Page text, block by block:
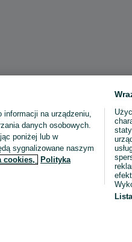
informacji na urządzeniu,
danych osobowych.
poniżej lub w
sygnalizowane naszym
cookies,
Polityka